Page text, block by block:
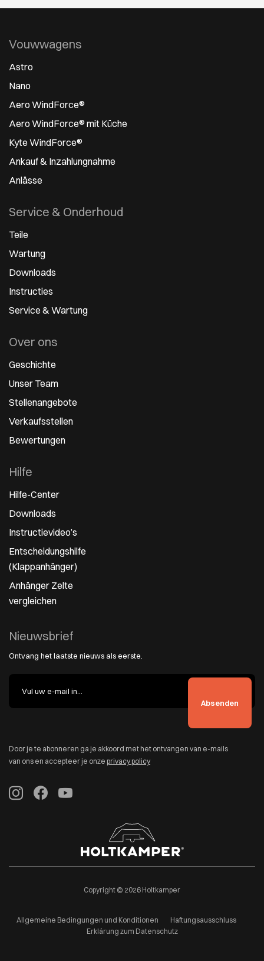
Vouwwagens
Astro
Nano
Aero WindForce®
Aero WindForce® mit Küche
Kyte WindForce®
Ankauf & Inzahlungnahme
Anlässe
Service & Onderhoud
Teile
Wartung
Downloads
Instructies
Service & Wartung
Over ons
Geschichte
Unser Team
Stellenangebote
Verkaufsstellen
Bewertungen
Hilfe
Hilfe-Center
Downloads
Instructievideo’s
Entscheidungshilfe
(Klappanhänger)
Anhänger Zelte
vergleichen
Nieuwsbrief
Ontvang het laatste nieuws als eerste.
Door je te abonneren ga je akkoord met het ontvangen van e-mails
van ons en accepteer je onze privacy policy
Copyright © 2026 Holtkamper
Allgemeine Bedingungen und Konditionen
Haftungsausschluss
Erklärung zum Datenschutz